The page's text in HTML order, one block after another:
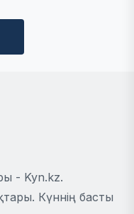
- Kyn.kz.
Күннің басты